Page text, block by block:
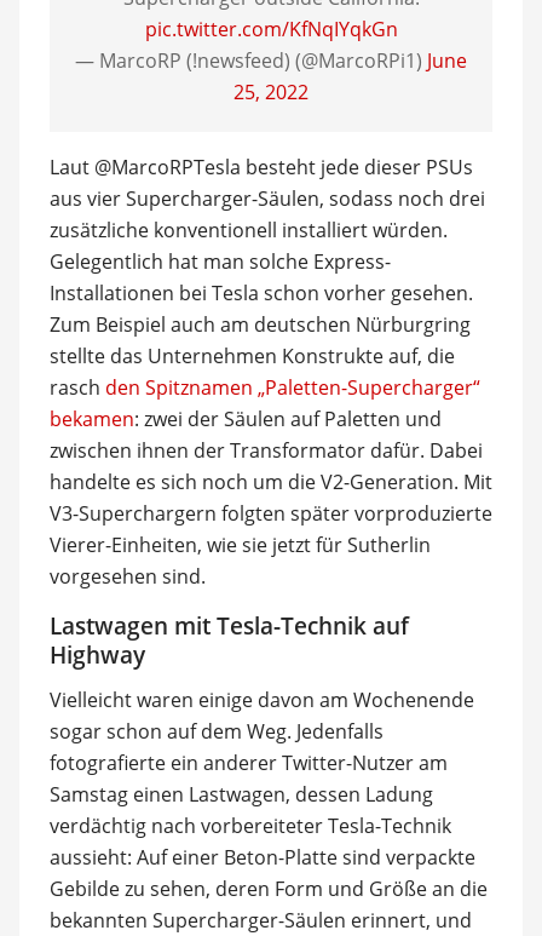
pic.twitter.com/KfNqIYqkGn
— MarcoRP (!newsfeed) (@MarcoRPi1) June
25, 2022
Laut @MarcoRPTesla besteht jede dieser PSUs
aus vier Supercharger-Säulen, sodass noch drei
zusätzliche konventionell installiert würden.
Gelegentlich hat man solche Express-
Installationen bei Tesla schon vorher gesehen.
Zum Beispiel auch am deutschen Nürburgring
stellte das Unternehmen Konstrukte auf, die
rasch den Spitznamen „Paletten-Supercharger“
bekamen: zwei der Säulen auf Paletten und
zwischen ihnen der Transformator dafür. Dabei
handelte es sich noch um die V2-Generation. Mit
V3-Superchargern folgten später vorproduzierte
Vierer-Einheiten, wie sie jetzt für Sutherlin
vorgesehen sind.
Lastwagen mit Tesla-Technik auf
Highway
Vielleicht waren einige davon am Wochenende
sogar schon auf dem Weg. Jedenfalls
fotografierte ein anderer Twitter-Nutzer am
Samstag einen Lastwagen, dessen Ladung
verdächtig nach vorbereiteter Tesla-Technik
aussieht: Auf einer Beton-Platte sind verpackte
Gebilde zu sehen, deren Form und Größe an die
bekannten Supercharger-Säulen erinnert, und